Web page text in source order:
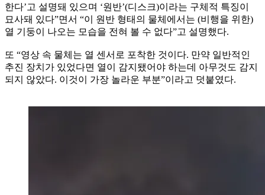
한다’고 설명돼 있으며 ‘원반’(디스크)이라는 구체적 특징이
묘사돼 있다”면서 “이 원반 형태의 물체에서는 (비행을 위한)
열 기둥이 나오는 모습을 전혀 볼 수 없다”고 설명했다.
또 “영상 속 물체는 열 센서로 포착한 것이다. 만약 일반적인
추진 장치가 있었다면 열이 감지됐어야 하는데 아무것도 감지
되지 않았다. 이것이 가장 놀라운 부분”이라고 덧붙였다.